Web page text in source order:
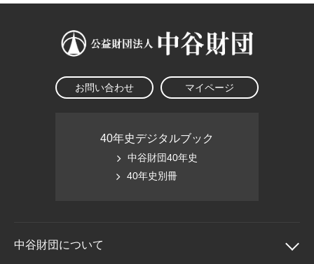
お問い合わせ マイページ
40年史デジタルブック
中谷財団40年史
40年史別冊
中谷財団について